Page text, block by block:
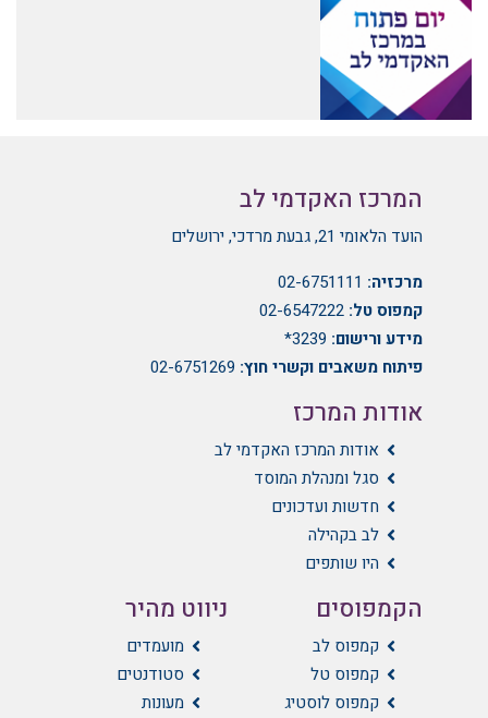
המרכז האקדמי לב
הועד הלאומי 21, גבעת מרדכי, ירושלים
מרכזיה: 02-6751111
קמפוס טל: 02-6547222
מידע ורישום: 3239*
פיתוח משאבים וקשרי חוץ: 02-6751269
אודות המרכז
אודות המרכז האקדמי לב
סגל ומנהלת המוסד
חדשות ועדכונים
לב בקהילה
היו שותפים
הקמפוסים
קמפוס לב
קמפוס טל
קמפוס לוסטיג
ניווט מהיר
מועמדים
סטודנטים
מעונות